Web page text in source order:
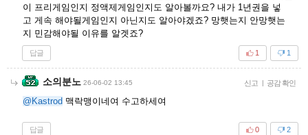
이 프리게임인지 정액제게임인지도 알아볼까요? 내가 1년권을 넣
고 게속 해야될게임인지 아닌지도 알아야겠죠? 망햇는지 안망햇는
지 민감해야될 이유를 알겟죠?
답글 1
1
소의분노 26-06-02 13:45 신고 | 공감 확인
@Kastrod 맥락맹이네여 수고하세여
답글 2
0